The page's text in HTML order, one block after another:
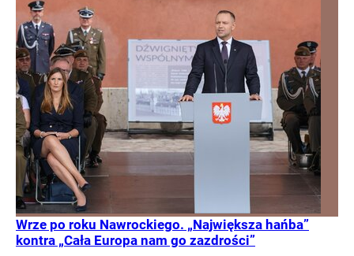
Wrze po roku Nawrockiego. „Największa hańba”
kontra „Cała Europa nam go zazdrości”